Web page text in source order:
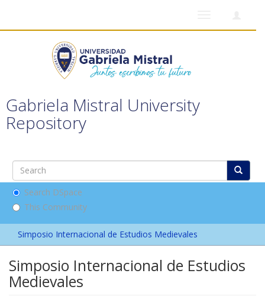
Gabriela Mistral University
Repository
Search DSpace
This Community
Simposio Internacional de Estudios Medievales
Simposio Internacional de Estudios
Medievales